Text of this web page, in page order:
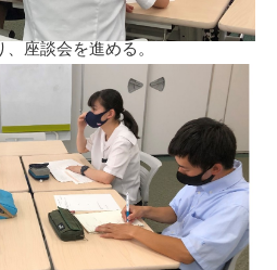
座談会を進める。